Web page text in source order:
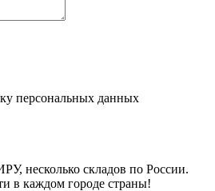
персональных данных
несколько складов по России.
в каждом городе страны!